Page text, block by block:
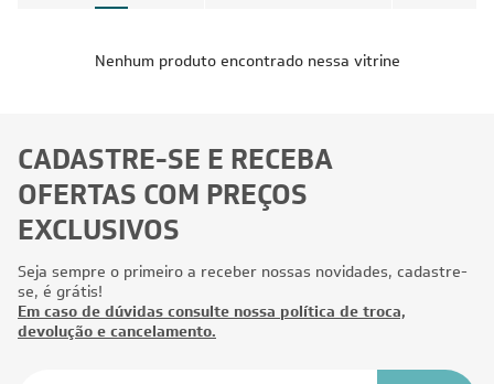
Nenhum produto encontrado nessa vitrine
CADASTRE-SE E RECEBA
OFERTAS COM PREÇOS
EXCLUSIVOS
Seja sempre o primeiro a receber nossas novidades, cadastre-
se, é grátis!
Em caso de dúvidas consulte nossa política de troca,
devolução e cancelamento.